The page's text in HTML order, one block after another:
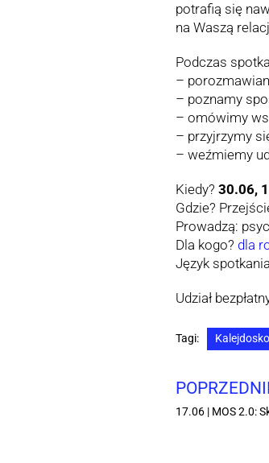
potrafią się
na Waszą
Podczas
–
– poznamy
– omówimy
– przyjrzymy
– weźmiemy
Kiedy? 30.06,
Gdzie?
Prowadzą:
Dla kogo? dla
Język
Udział
Tagi:
17.06 | MOS 2.0: